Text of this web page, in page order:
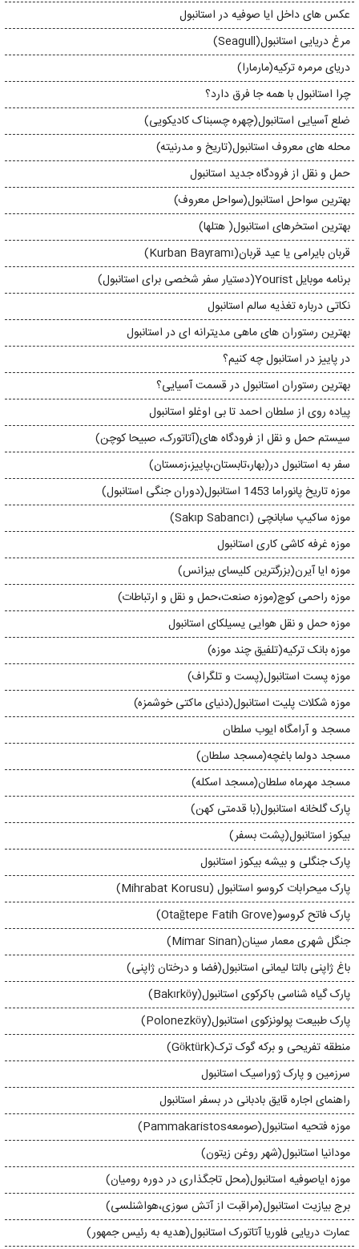
عکس های داخل ایا صوفیه در استانبول
مرغ دریایی استانبول(Seagull)
دریای مرمره ترکیه(مارمارا)
چرا استانبول با همه جا فرق دارد؟
ضلع آسیایی استانبول(چهره چسبناک کادیکویی)
محله های معروف استانبول(تاریخ و مدرنیته)
حمل و نقل از فرودگاه جدید استانبول
بهترین سواحل استانبول(سواحل معروف)
بهترین استخرهای استانبول( هتلها)
قربان بایرامی یا عید قربان(Kurban Bayramı)
برنامه موبایل Yourist(دستیار سفر شخصی برای استانبول)
نکاتی درباره تغذیه سالم استانبول
بهترین رستوران های ماهی مدیترانه ای در استانبول
در پاییز در استانبول چه کنیم؟
بهترین رستوران استانبول در قسمت آسیایی؟
پیاده روی از سلطان احمد تا بی اوغلو استانبول
سیستم حمل و نقل از فرودگاه های(آتاتورک، صبیحا کوچن)
سفر به استانبول در(بهار،تابستان،پاییز،زمستان)
موزه تاریخ پانوراما 1453 استانبول(دوران جنگی استانبول)
موزه ساکیپ سابانچی (Sakıp Sabancı)
موزه غرفه کاشی کاری استانبول
موزه ایا آیرن(بزرگترین کلیسای بیزانس)
موزه راحمی کوچ(موزه صنعت،حمل و نقل و ارتباطات)
موزه حمل و نقل هوایی یسیلکای استانبول
موزه بانک ترکیه(تلفیق چند موزه)
موزه پست استانبول(پست و تلگراف)
موزه شكلات پلیت استانبول(دنیای ماکتی خوشمزه)
مسجد و آرامگاه ایوب سلطان
مسجد دولما باغچه(مسجد سلطان)
مسجد مهرماه سلطان(مسجد اسکله)
پارک گلخانه استانبول(با قدمتی کهن)
بیکوز استانبول(پشت بسفر)
پارک جنگلی و بیشه بیکوز استانبول
پارک میحرابات کروسو استانبول (Mihrabat Korusu)
پارک فاتح کروسو(Otağtepe Fatih Grove)
جنگل شهری معمار سینان(Mimar Sinan)
باغ ژاپنی بالتا لیمانی استانبول(فضا و درختان ژاپنی)
پارک گیاه شناسی باکرکوی استانبول(Bakırköy)
پارک طبیعت پولونزکوی استانبول(Polonezköy)
منطقه تفریحی و برکه گوک ترک(Göktürk)
سرزمین و پارک ژوراسیک استانبول
راهنمای اجاره قایق بادبانی در بسفر استانبول
موزه فتحیه استانبول(صومعهPammakaristos)
مودانیا استانبول(شهر روغن زیتون)
موزه ایاصوفیه استانبول(محل تاجگذاری در دوره رومیان)
برج بیازیت استانبول(مراقبت از آتش سوزی،هواشنلسی)
عمارت دریایی فلوریا آتاتورک استانبول(هدیه به رئيس جمهور)